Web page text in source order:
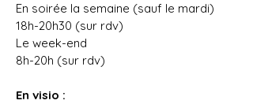
En soirée la semaine (sauf le mardi)
18h-20h30 (sur rdv)
Le week-end
8h-20h (sur rdv)
En visio :